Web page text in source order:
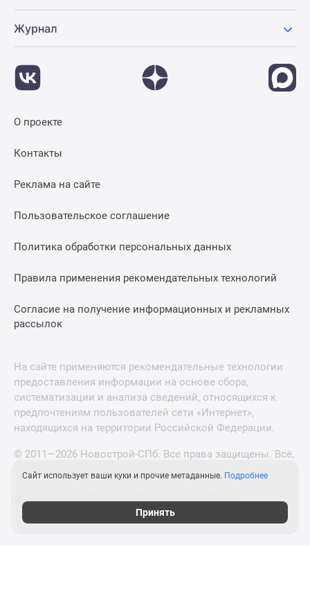
Журнал
О проекте
Контакты
Реклама на сайте
Пользовательское соглашение
Политика обработки персональных данных
Правила применения рекомендательных технологий
Согласие на получение информационных и рекламных
рассылок
На сайте применяются рекомендательные технологии
предоставления информации на основе сбора,
систематизации и анализа сведений, относящихся к
предпочтениям пользователей сети «Интернет»,
находящихся на территории Российской Федерации.
© 2011—2026 Новострой-СПб. Все права защищены. Всё,
что нужно знать о новостройках
Новостройки Москвы и Московской области
Сайт использует ваши куки и прочие метаданные. Подробнее
Принять